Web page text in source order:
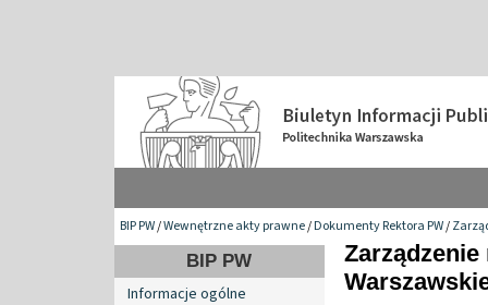
BIP PW/Wewnętrzne akty prawne/Dokumenty Rektora PW/
BIP PW
Informacje ogólne